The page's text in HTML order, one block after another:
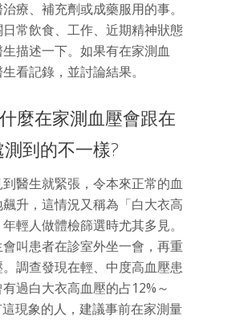
療、補充劑或成藥服用的事。
日常飲食、工作、近期精神狀態
描述一下。如果有在家測血
看記錄，並討論結果。
麼在家測血壓會跟在
到的不一樣?
醫生就緊張，令本來正常的血
升，這情況又稱為「白大衣高
輕人做體檢篩選時尤其多見。
叫患者在診室外坐一會，再重
調查發現在輕、中度高血壓患
過白大衣高血壓的占12%～
現象的人，建議事前在家測量